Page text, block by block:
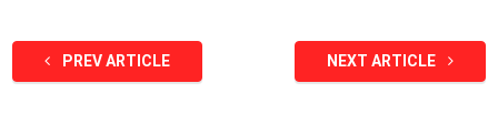
PREV ARTICLE NEXT ARTICLE